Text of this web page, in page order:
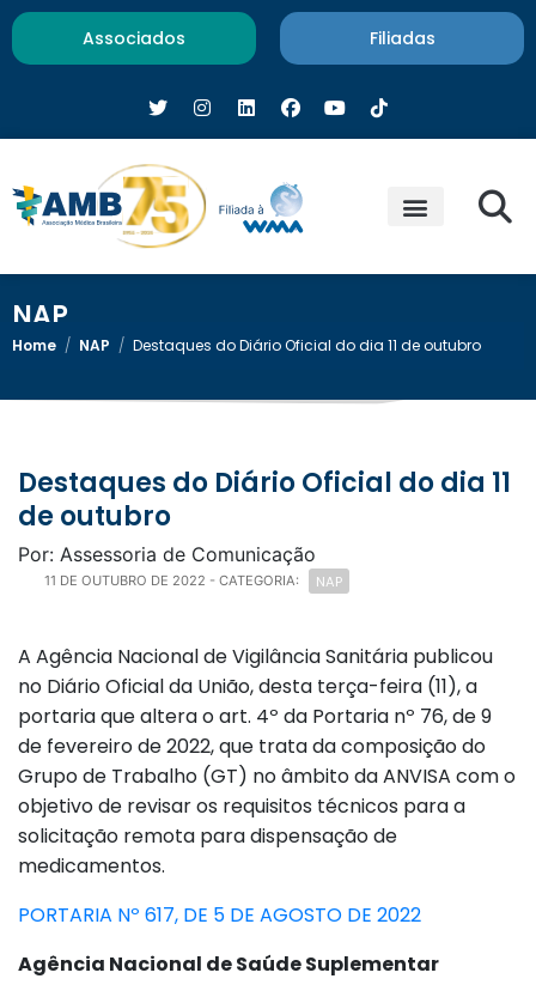
Associados Filiadas
NAP
Home / NAP / Destaques do Diário Oficial do dia 11 de outubro
Destaques do Diário Oficial do dia 11
de outubro
Por: Assessoria de Comunicação
11 DE OUTUBRO DE 2022 - CATEGORIA: NAP
A Agência Nacional de Vigilância Sanitária publicou
no Diário Oficial da União, desta terça-feira (11), a
portaria que altera o art. 4º da Portaria nº 76, de 9
de fevereiro de 2022, que trata da composição do
Grupo de Trabalho (GT) no âmbito da ANVISA com o
objetivo de revisar os requisitos técnicos para a
solicitação remota para dispensação de
medicamentos.
PORTARIA Nº 617, DE 5 DE AGOSTO DE 2022
Agência Nacional de Saúde Suplementar